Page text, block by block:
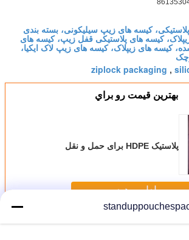
کیسه های زیپ سیلیکونی، بسته بندی
کیسه های پلاستیکی قفل زیپ، کیسه های
کیسه های زیپلاک، کیسه های زیپ لاک ایکیا،
,
ziplock packaging
بهترين قيمت رو براي
پلاستیک HDPE برای حمل و نقل
ادامه هید
Zip